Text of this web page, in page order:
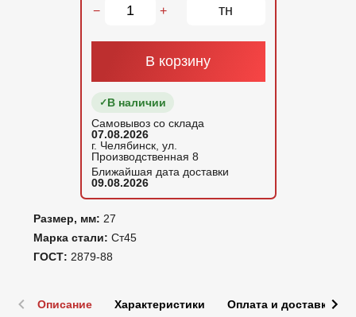
Размер, мм: 27
Марка стали: Ст45
ГОСТ: 2879-88
− + тн
В корзину
В наличии
Самовывоз со склада
07.08.2026
г. Челябинск, ул.
Производственная 8
Ближайшая дата доставки
09.08.2026
Описание Характеристики Оплата и доставка